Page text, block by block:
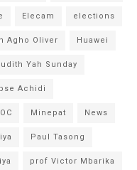
Elecam elections
Agho Oliver Huawei
Yah Sunday
Achidi
Minepat News
Paul Tasong
prof Victor Mbarika